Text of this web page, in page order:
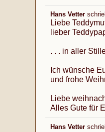
Hans Vetter
Liebe
lieber
. . . in aller
Ich wünsche
und frohe
Liebe
Alles Gute für
Hans Vetter